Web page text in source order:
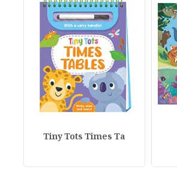
Tiny Tots Times Ta